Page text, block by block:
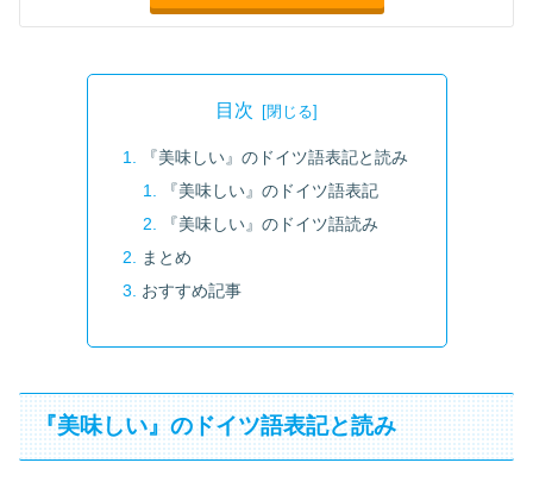
目次
『美味しい』のドイツ語表記と読み
『美味しい』のドイツ語表記
『美味しい』のドイツ語読み
まとめ
おすすめ記事
『美味しい』のドイツ語表記と読み